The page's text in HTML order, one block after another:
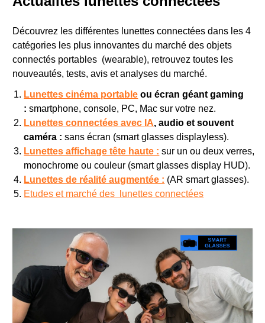
Découvrez les différentes lunettes connectées dans les 4
catégories les plus innovantes du marché des objets
connectés portables (wearable), retrouvez toutes les
nouveautés, tests, avis et analyses du marché.
Lunettes cinéma portable ou écran géant gaming
: smartphone, console, PC, Mac sur votre nez.
Lunettes connectées avec IA, audio et souvent
caméra : sans écran (smart glasses displayless).
Lunettes affichage tête haute : sur un ou deux verres,
monochrome ou couleur (smart glasses display HUD).
Lunettes de réalité augmentée : (AR smart glasses).
Etudes et marché des lunettes connectées